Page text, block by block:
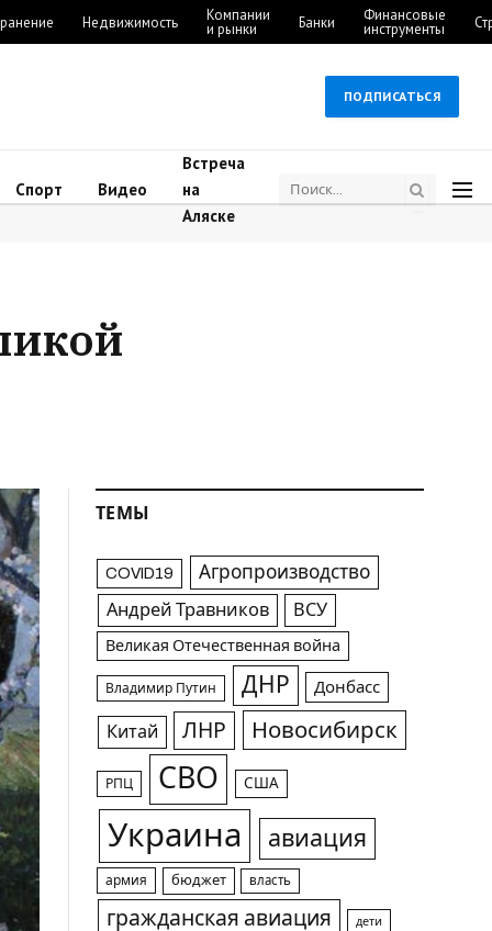
Недвижимость Компании
и рынки Банки Финансовые
инструменты
ПОДПИСАТЬСЯ
Спорт Видео
Встреча
на
Аляске
ТЕМЫ
COVID19 Агропроизводство
Андрей Травников ВСУ
Великая Отечественная война
Владимир Путин ДНР Донбасс
Китай ЛНР Новосибирск
РПЦ СВО США
Украина авиация
армия бюджет власть
гражданская авиация дети